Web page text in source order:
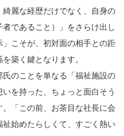
麗な経歴だけでなく、自身の
者であること）」をさらけ出し
こそが、初対面の相手との距
築く鍵となります。
のことを単なる「福祉施設の
を持った、ちょっと面白そう
「この前、お茶目な社長に会
始めたらしくて、すごく熱い